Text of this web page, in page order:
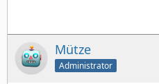
Mütze
Administrator